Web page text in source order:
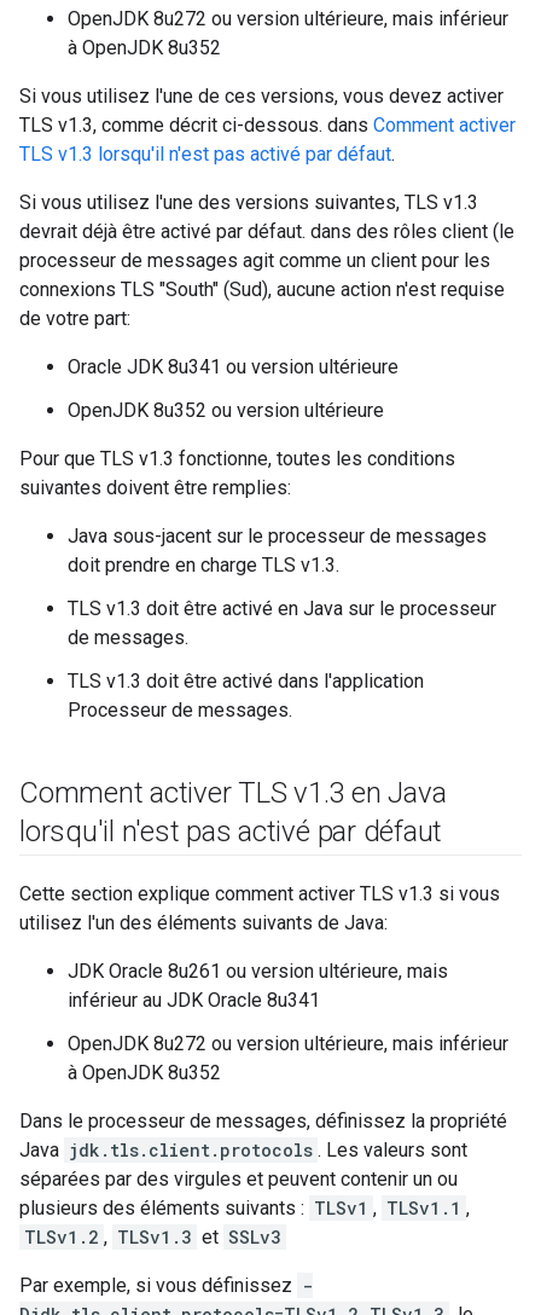
OpenJDK 8u272 ou version ultérieure, mais inférieur
à OpenJDK 8u352
Si vous utilisez l'une de ces versions, vous devez activer
TLS v1.3, comme décrit ci-dessous. dans Comment activer
TLS v1.3 lorsqu'il n'est pas activé par défaut.
Si vous utilisez l'une des versions suivantes, TLS v1.3
devrait déjà être activé par défaut. dans des rôles client (le
processeur de messages agit comme un client pour les
connexions TLS "South" (Sud), aucune action n'est requise
de votre part:
Oracle JDK 8u341 ou version ultérieure
OpenJDK 8u352 ou version ultérieure
Pour que TLS v1.3 fonctionne, toutes les conditions
suivantes doivent être remplies:
Java sous-jacent sur le processeur de messages
doit prendre en charge TLS v1.3.
TLS v1.3 doit être activé en Java sur le processeur
de messages.
TLS v1.3 doit être activé dans l'application
Processeur de messages.
Comment activer TLS v1.3 en Java
lorsqu'il n'est pas activé par défaut
Cette section explique comment activer TLS v1.3 si vous
utilisez l'un des éléments suivants de Java:
JDK Oracle 8u261 ou version ultérieure, mais
inférieur au JDK Oracle 8u341
OpenJDK 8u272 ou version ultérieure, mais inférieur
à OpenJDK 8u352
Dans le processeur de messages, définissez la propriété
Java jdk.tls.client.protocols . Les valeurs sont
séparées par des virgules et peuvent contenir un ou
plusieurs des éléments suivants : TLSv1 , TLSv1.1 ,
TLSv1.2 , TLSv1.3 et SSLv3
Par exemple, si vous définissez -